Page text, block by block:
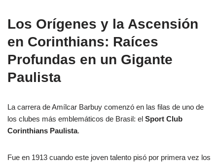
Los Orígenes y la Ascensión
en Corinthians: Raíces
Profundas en un Gigante
Paulista
La carrera de Amílcar Barbuy comenzó en las filas de uno de
los clubes más emblemáticos de Brasil: el Sport Club
Corinthians Paulista.
Fue en 1913 cuando este joven talento pisó por primera vez los